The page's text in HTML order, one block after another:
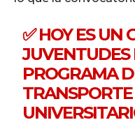
✅ HOY ES UN
JUVENTUDES
PROGRAMA